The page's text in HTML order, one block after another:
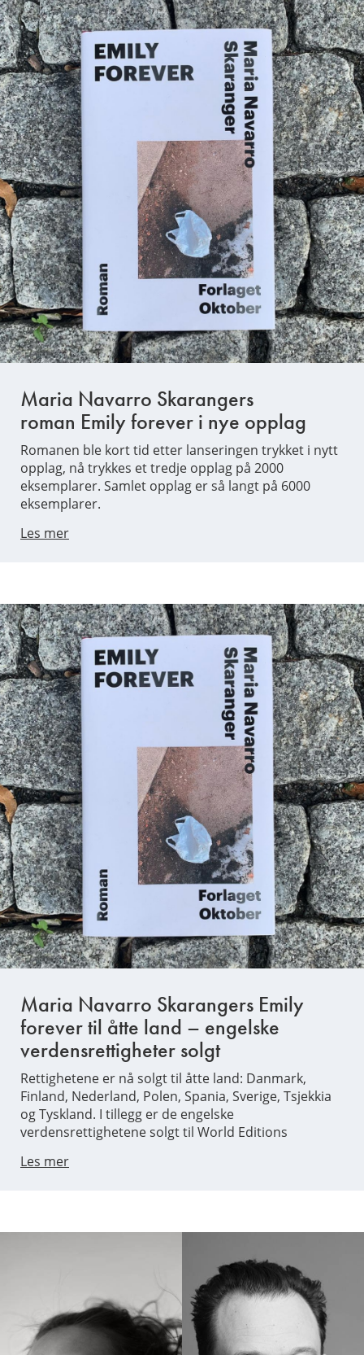
Maria Navarro Skarangers
roman Emily forever i nye opplag
Romanen ble kort tid etter lanseringen trykket i nytt
opplag, nå trykkes et tredje opplag på 2000
eksemplarer. Samlet opplag er så langt på 6000
eksemplarer.
Les mer
Maria Navarro Skarangers Emily
forever til åtte land – engelske
verdensrettigheter solgt
Rettighetene er nå solgt til åtte land: Danmark,
Finland, Nederland, Polen, Spania, Sverige, Tsjekkia
og Tyskland. I tillegg er de engelske
verdensrettighetene solgt til World Editions
Les mer